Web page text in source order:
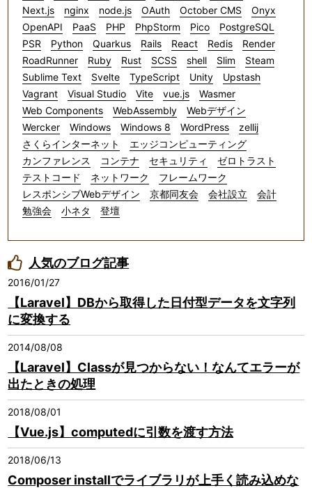
Next.js
nginx node.js OAuth October CMS
Onyx
OpenAPI
PaaS PHP PhpStorm Pico
PostgreSQL
PSR
Python Quarkus Rails React Redis
Render
RoadRunner
Ruby Rust SCSS shell Slim
Steam
Sublime Text
Svelte TypeScript Unity
Upstash
Vagrant
Visual Studio Vite vue.js
Wasmer
Web Components
WebAssembly
Webデザイン
Wercker
Windows Windows 8 WordPress
zellij
さくらインターネット
エッジコンピューティング
カンファレンス
コンテナ セキュリティ
ゼロトラスト
テストコード
ネットワーク
フレームワーク
レスポンシブWebデザイン
京都同友会 会社設立
会計
勉強会
小ネタ 登壇
人気のブログ記事
2016/01/27
【Laravel】DBから取得した日付型データを文字列
に変換する
2014/08/08
【Laravel】Classが見つからない！なんてエラーが
出たときの処理
2018/08/01
【Vue.js】computedに引数を渡す方法
2018/06/13
Composer installでライブラリが上手く読み込めな